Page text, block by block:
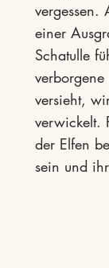
vergessen.
einer
Schatulle
versieht,
verwickelt.
der Elfen
sein und